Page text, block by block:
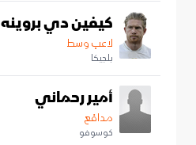
كيفين دي بروينه
لاعب وسط
بلجيكا
أمير رحماني
مدافع
كوسوفو